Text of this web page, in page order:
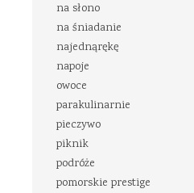
na słono
na śniadanie
najednąrękę
napoje
owoce
parakulinarnie
pieczywo
piknik
podróże
pomorskie prestige